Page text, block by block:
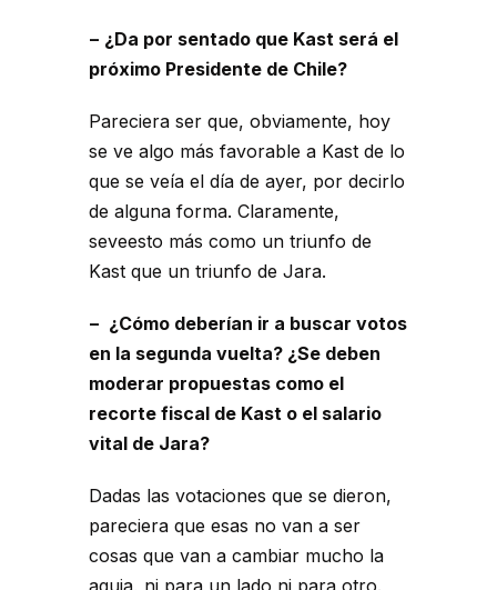
− ¿Da por sentado que Kast será el
próximo Presidente de Chile?
Pareciera ser que, obviamente, hoy
se ve algo más favorable a Kast de lo
que se veía el día de ayer, por decirlo
de alguna forma. Claramente,
seveesto más como un triunfo de
Kast que un triunfo de Jara.
− ¿Cómo deberían ir a buscar votos
en la segunda vuelta? ¿Se deben
moderar propuestas como el
recorte fiscal de Kast o el salario
vital de Jara?
Dadas las votaciones que se dieron,
pareciera que esas no van a ser
cosas que van a cambiar mucho la